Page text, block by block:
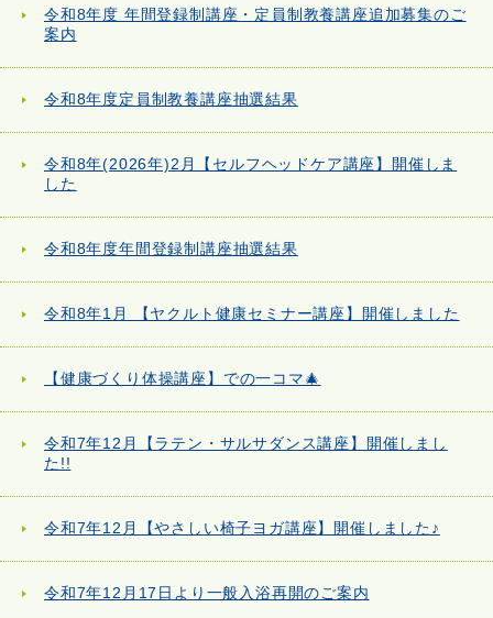
令和8年度 年間登録制講座・定員制教養講座追加募集のご
案内
令和8年度定員制教養講座抽選結果
令和8年(2026年)2月【セルフヘッドケア講座】開催しま
した
令和8年度年間登録制講座抽選結果
令和8年1月 【ヤクルト健康セミナー講座】開催しました
【健康づくり体操講座】での一コマ🎄
令和7年12月【ラテン・サルサダンス講座】開催しまし
た!!
令和7年12月【やさしい椅子ヨガ講座】開催しました♪
令和7年12月17日より一般入浴再開のご案内